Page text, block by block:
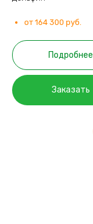
от 164 300 руб.
Подробнее
Заказать